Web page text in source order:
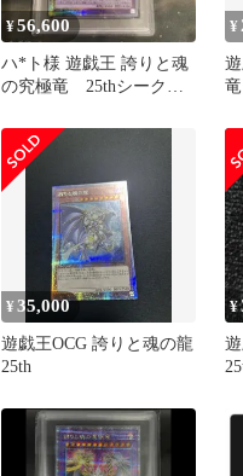
¥56,600
ハ*ト様 遊戯王 誇りと魂
の究極竜 25thシークレ
¥
¥35,000
遊戯王OCG 誇りと魂の龍
25th
¥